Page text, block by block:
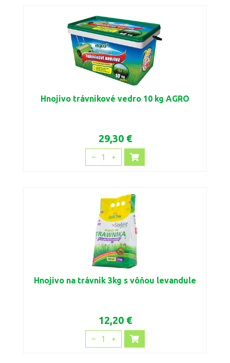
Hnojivo trávnikové vedro 10 kg AGRO
29,30 €
1
Hnojivo na trávnik 3kg s vôňou levandule
12,20 €
1